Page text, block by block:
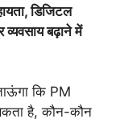
डिजिटल
व्यवसाय बढ़ाने में
कि PM
है, कौन-कौन